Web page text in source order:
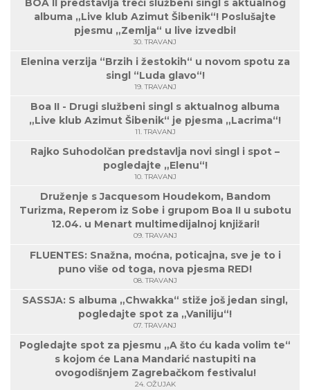
BOA II predstavlja treći službeni singl s aktualnog
albuma „Live klub Azimut Šibenik“! Poslušajte
pjesmu „Zemlja“ u live izvedbi!
30. TRAVANJ
Elenina verzija “Brzih i žestokih“ u novom spotu za
singl “Luda glavo“!
19. TRAVANJ
Boa II - Drugi službeni singl s aktualnog albuma
„Live klub Azimut Šibenik“ je pjesma „Lacrima“!
11. TRAVANJ
Rajko Suhodolčan predstavlja novi singl i spot –
pogledajte „Elenu“!
10. TRAVANJ
Druženje s Jacquesom Houdekom, Bandom
Turizma, Reperom iz Sobe i grupom Boa II u subotu
12.04. u Menart multimedijalnoj knjižari!
09. TRAVANJ
FLUENTES: Snažna, moćna, poticajna, sve je to i
puno više od toga, nova pjesma RED!
08. TRAVANJ
SASSJA: S albuma „Chwakka“ stiže još jedan singl,
pogledajte spot za „Vaniliju“!
07. TRAVANJ
Pogledajte spot za pjesmu „A što ću kada volim te“
s kojom će Lana Mandarić nastupiti na
ovogodišnjem Zagrebačkom festivalu!
24. OŽUJAK